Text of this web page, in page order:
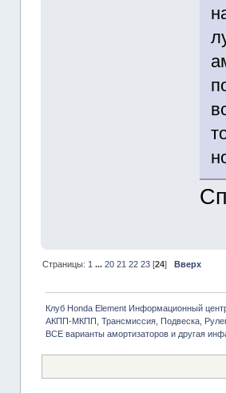
Страницы: 1 ... 20 21 22 23[24] Вверх
Клуб Honda Element Информационный
АКПП-МКПП, Трансмиссия, Подвеска,
ВСЕ варианты амортизаторов и другая